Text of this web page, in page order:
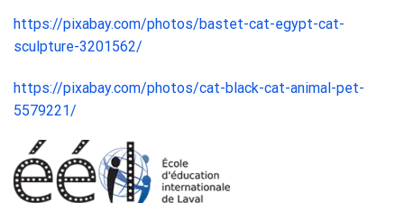
https://pixabay.com/photos/bastet-cat-egypt-cat-
sculpture-3201562/
https://pixabay.com/photos/cat-black-cat-animal-pet-
5579221/